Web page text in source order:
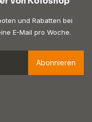
und Rabatten bei
E-Mail pro Woche.
Abonnieren